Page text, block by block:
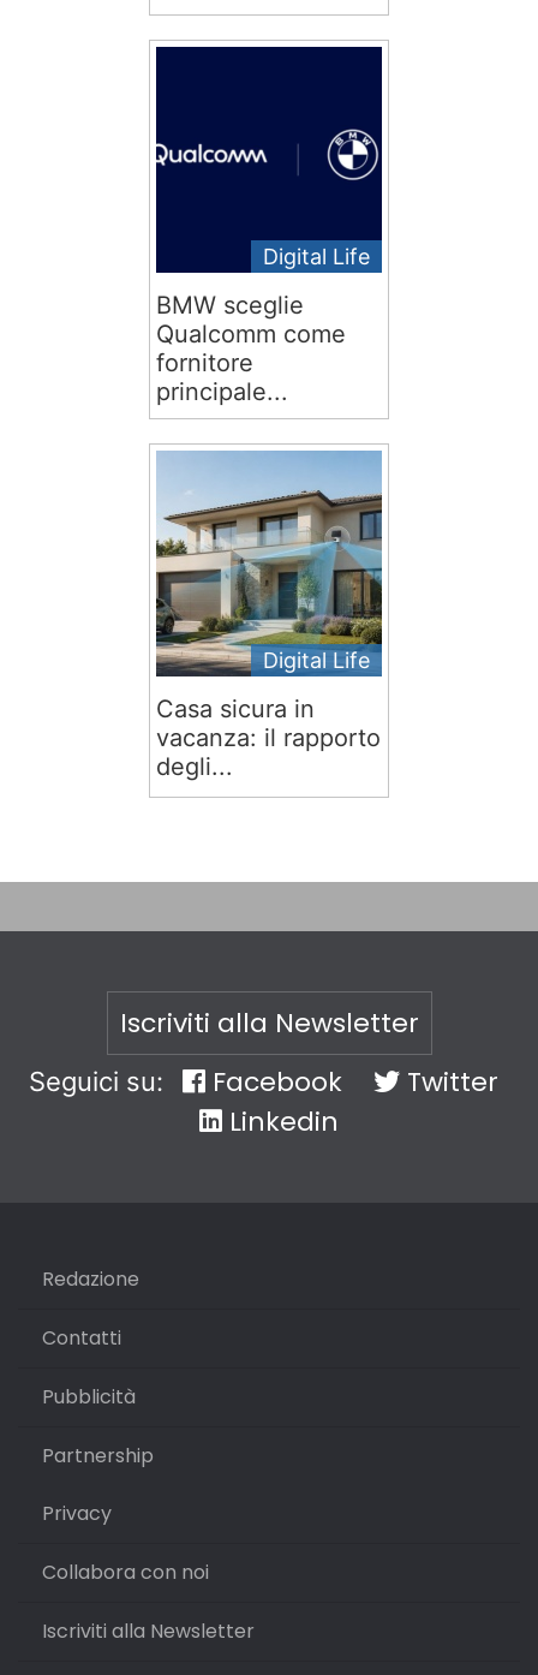
Digital Life
BMW sceglie
Qualcomm come
fornitore
principale...
Digital Life
Casa sicura in
vacanza: il rapporto
degli...
Iscriviti alla Newsletter
Seguici su: Facebook
Twitter
Linkedin
Redazione
Contatti
Pubblicità
Partnership
Privacy
Collabora con noi
Iscriviti alla Newsletter